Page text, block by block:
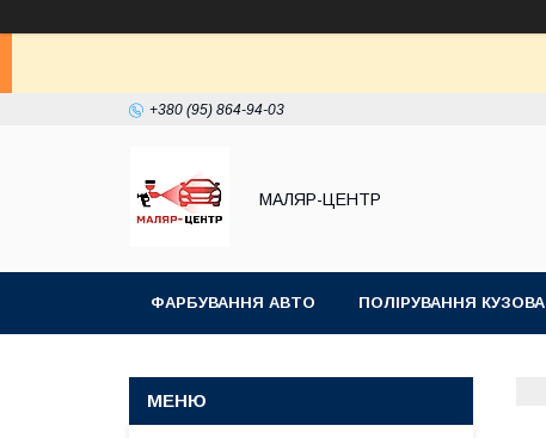
+380 (95) 864-94-03
МАЛЯР-ЦЕНТР
ФАРБУВАННЯ АВТО ПОЛІРУВАННЯ КУЗОВА